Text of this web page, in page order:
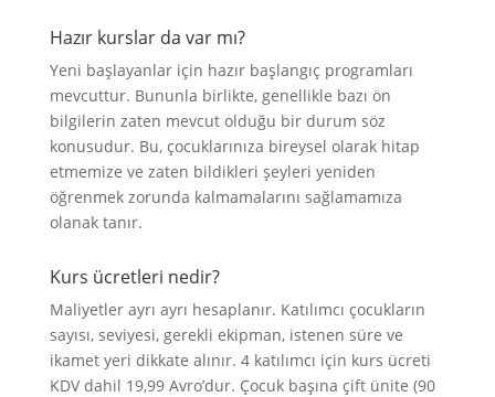
Hazır kurslar da var mı?
Yeni başlayanlar için hazır başlangıç programları
mevcuttur. Bununla birlikte, genellikle bazı ön
bilgilerin zaten mevcut olduğu bir durum söz
konusudur. Bu, çocuklarınıza bireysel olarak hitap
etmemize ve zaten bildikleri şeyleri yeniden
öğrenmek zorunda kalmamalarını sağlamamıza
olanak tanır.
Kurs ücretleri nedir?
Maliyetler ayrı ayrı hesaplanır. Katılımcı çocukların
sayısı, seviyesi, gerekli ekipman, istenen süre ve
ikamet yeri dikkate alınır. 4 katılımcı için kurs ücreti
KDV dahil 19,99 Avro’dur. Çocuk başına çift ünite (90